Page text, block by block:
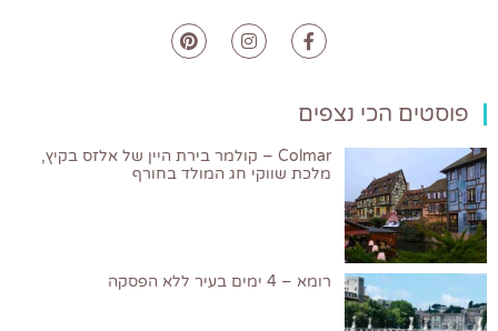
פוסטים הכי נצפים
Colmar – קולמר בירת היין של אלזס בקיץ,
מלכת שווקי חג המולד בחורף
רומא – 4 ימים בעיר ללא הפסקה